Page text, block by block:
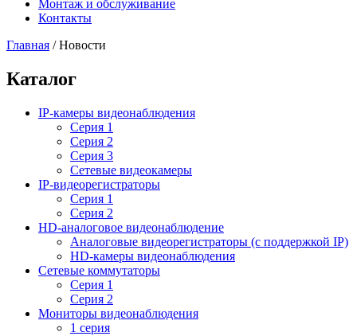
Монтаж и обслуживание
Контакты
Главная /Новости
Каталог
IP-камеры видеонаблюдения
Серия 1
Серия 2
Серия 3
Сетевые видеокамеры
IP-видеорегистраторы
Серия 1
Серия 2
HD-аналоговое видеонаблюдение
Aналоговые видеорегистраторы (с поддержкой IP)
HD-камеры видеонаблюдения
Сетевые коммутаторы
Серия 1
Серия 2
Мониторы видеонаблюдения
1 серия